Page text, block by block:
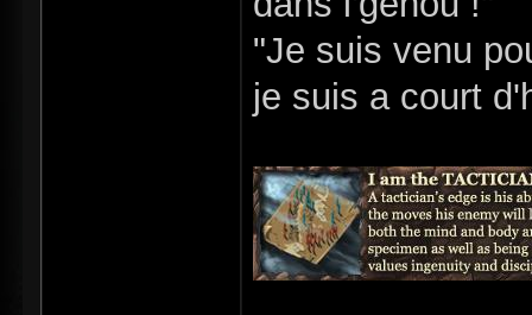
"Je suis venu
je suis a court